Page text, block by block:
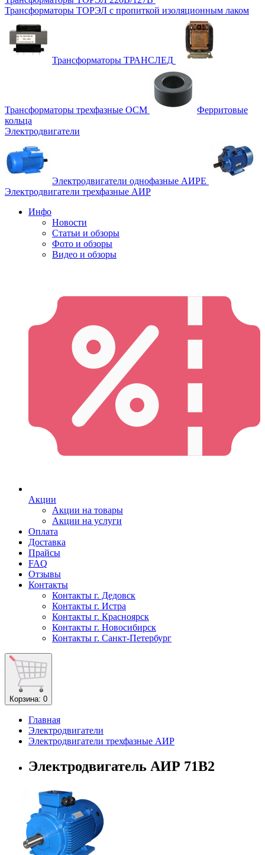
Трансформаторы ТОРЭЛ с пропиткой изоляционным лаком
Трансформаторы ТРАНСЛЕД
Трансформаторы трехфазные ОСМ
Ферритовые
кольца
Электродвигатели
Электродвигатели однофазные АИРЕ
Электродвигатели трехфазные АИР
Инфо
Новости
Статьи и обзоры
Фото и обзоры
Видео и обзоры
Акции
Акции на товары
Акции на услуги
Оплата
Доставка
Прайсы
FAQ
Отзывы
Контакты
Контакты г. Дедовск
Контакты г. Истра
Контакты г. Красноярск
Контакты г. Новосибирск
Контакты г. Санкт-Петербург
Корзина: 0
Главная
Электродвигатели
Электродвигатели трехфазные АИР
Электродвигатель АИР 71В2